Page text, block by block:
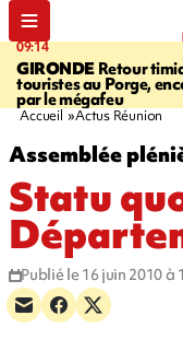
09:14
GIRONDE Retour
touristes au Porge,
par le mégafeu
Accueil Actus Réunion
Assemblée
Statu
Publié le 16 juin 2010 à